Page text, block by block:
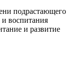
подрастающего
и воспитания
и развитие